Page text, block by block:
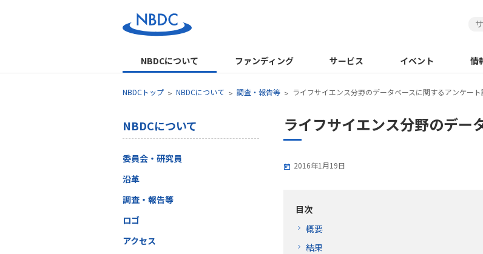
NBDCについて ファンディング サービス イベント 情
NBDCトップ NBDCについて 調査・報告等 ライフサイエンス分野のデータベースに関するアンケー
ライフサイエンス分野のデー
2016年1月19日
目次
概要
結果
NBDCについて
委員会・研究員
沿革
調査・報告等
ロゴ
アクセス